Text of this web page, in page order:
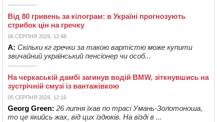
Від 80 гривень за кілограм: в Україні прогнозують
стрибок цін на гречку
06 СЕРПНЯ 2026, 12:48
А: Скільки кг гречки за такою вартістю може купити
звичайний український пенсіонер чи особ...
На черкаській дамбі загинув водій BMW, зіткнувшись на
зустрічній смузі із вантажівкою
05 СЕРПНЯ 2026, 12:16
Georg Green: 26 липня їхав по трасі Умань-Золотоноша,
то це якийсь жах, від цих їздюків. На вїзді в ...